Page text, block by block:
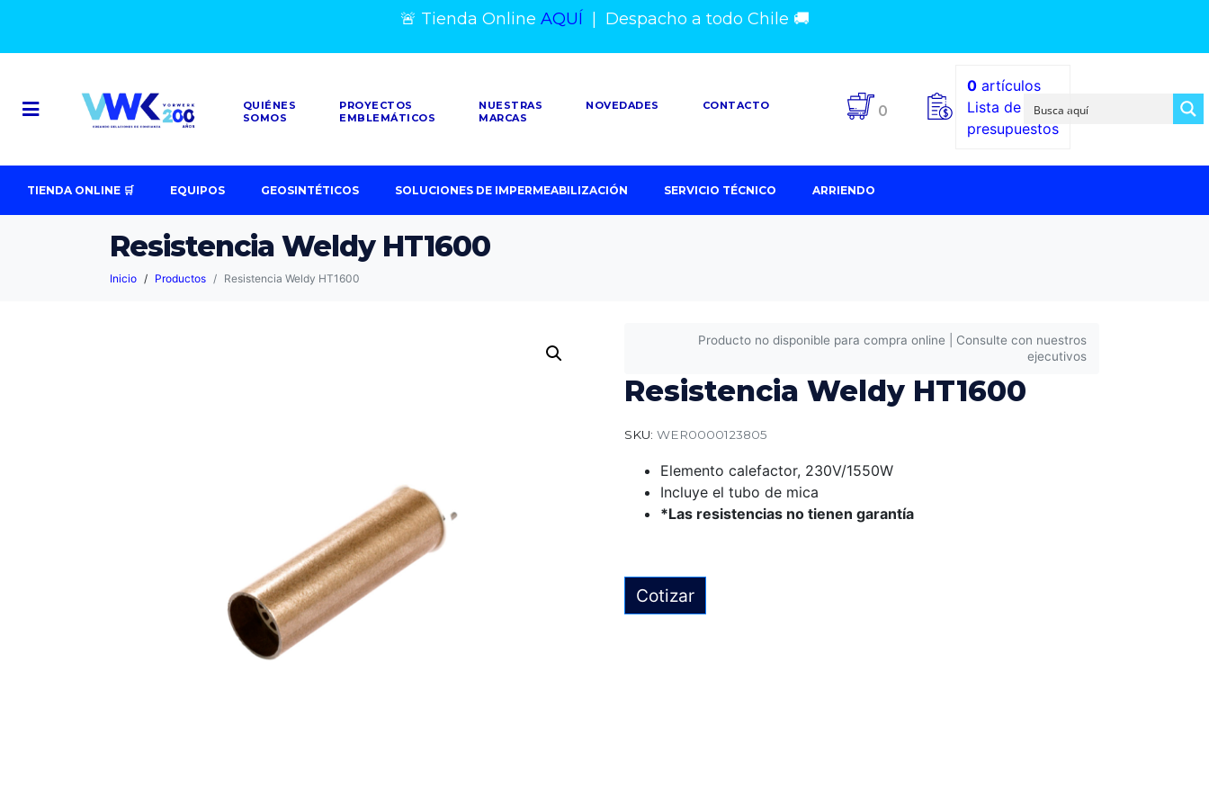
🚨 Tienda Online AQUÍ Despacho a todo Chile 🚚
QUIÉNES
SOMOS
PROYECTOS
EMBLEMÁTICOS
NUESTRAS
MARCAS
NOVEDADES CONTACTO 0
0artículos
Lista de
presupuestos
TIENDA ONLINE 🛒 EQUIPOS GEOSINTÉTICOS SOLUCIONES DE IMPERMEABILIZACIÓN SERVICIO TÉCNICO ARRIENDO
Resistencia Weldy HT1600
Inicio Productos Resistencia Weldy HT1600
Producto no disponible para compra online | Consulte con nuestros
ejecutivos
Resistencia Weldy HT1600
SKU: WER0000123805
Elemento calefactor, 230V/1550W
Incluye el tubo de mica
*Las resistencias no tienen garantía
Cotizar